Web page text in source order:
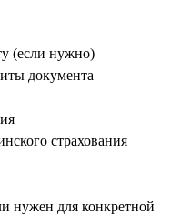
(если нужно)
документа
страхования
нужен для конкретной